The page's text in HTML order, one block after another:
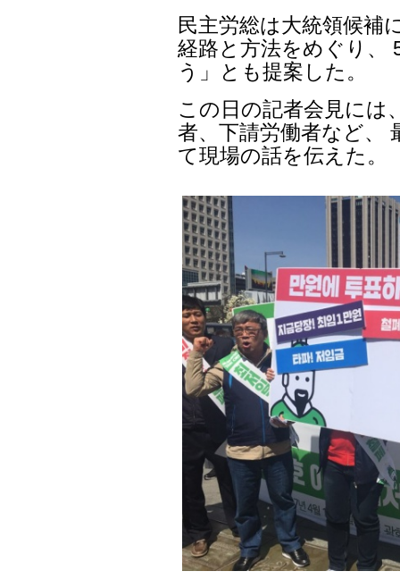
民主労総は大統領候補
経路と方法をめぐり、
う」とも提案した。
この日の記者会見には
者、下請労働者など、
て現場の話を伝えた。